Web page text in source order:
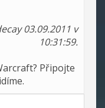
03.09.2011 v
10:31:59.
Připojte